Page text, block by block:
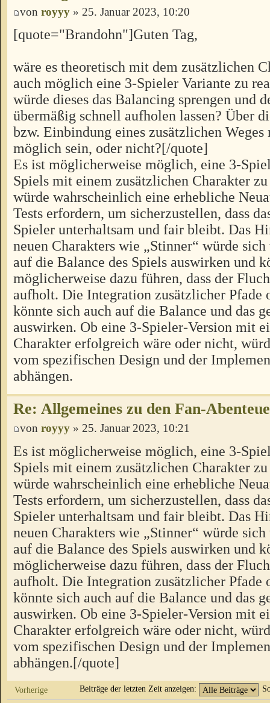
von royyy » 25. Januar 2023, 10:20
[quote="Brandohn"]Guten Tag,
wäre es theoretisch mit dem zusätzlichen
auch möglich eine 3-Spieler Variante zu
würde dieses das Balancing sprengen und
übermäßig schnell aufholen lassen? Über
bzw. Einbindung eines zusätzlichen Weges
möglich sein, oder nicht?[/quote]
Es ist möglicherweise möglich, eine 3-
Spiels mit einem zusätzlichen Charakter
würde wahrscheinlich eine erhebliche
Tests erfordern, um sicherzustellen, dass
Spieler unterhaltsam und fair bleibt. Das
neuen Charakters wie „Stinner“ würde
auf die Balance des Spiels auswirken und
möglicherweise dazu führen, dass der
aufholt. Die Integration zusätzlicher Pfade
könnte sich auch auf die Balance und das
auswirken. Ob eine 3-Spieler-Version mit
Charakter erfolgreich wäre oder nicht,
vom spezifischen Design und der
abhängen.
Re: Allgemeines zu den Fan-
von royyy » 25. Januar 2023, 10:21
Es ist möglicherweise möglich, eine 3-
Spiels mit einem zusätzlichen Charakter
würde wahrscheinlich eine erhebliche
Tests erfordern, um sicherzustellen, dass
Spieler unterhaltsam und fair bleibt. Das
neuen Charakters wie „Stinner“ würde
auf die Balance des Spiels auswirken und
möglicherweise dazu führen, dass der
aufholt. Die Integration zusätzlicher Pfade
könnte sich auch auf die Balance und das
auswirken. Ob eine 3-Spieler-Version mit
Charakter erfolgreich wäre oder nicht,
vom spezifischen Design und der
abhängen.[/quote]
Vorherige Beiträge der letzten Zeit anzeigen: